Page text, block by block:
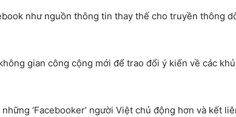
như nguồn thông tin thay thế cho truyền thông
gian công cộng mới để trao đổi ý kiến về các
‘Facebooker’ người Việt chủ động hơn và kết